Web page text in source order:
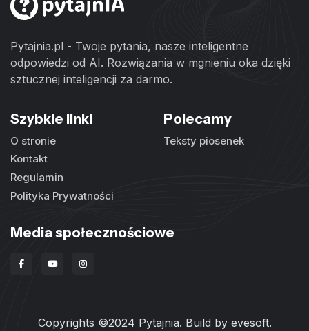
Pytajnia.pl - Twoje pytania, nasze inteligentne
odpowiedzi od AI. Rozwiązania w mgnieniu oka dzięki
sztucznej inteligencji za darmo.
Szybkie linki
O stronie
Kontakt
Regulamin
Polityka Prywatności
Polecamy
Teksty piosenek
Media społecznościowe
Copyrights ©2024 Pytajnia. Build by evesoft.